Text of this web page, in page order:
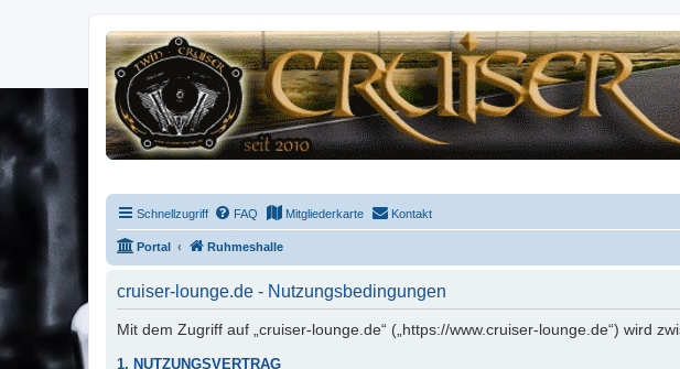
Schnellzugriff FAQ Mitgliederkarte Kontakt
Portal Ruhmeshalle
cruiser-lounge.de - Nutzungsbedingungen
Mit dem Zugriff auf „cruiser-lounge.de“ („https://www.cruiser-lounge.de“) wird
1. NUTZUNGSVERTRAG